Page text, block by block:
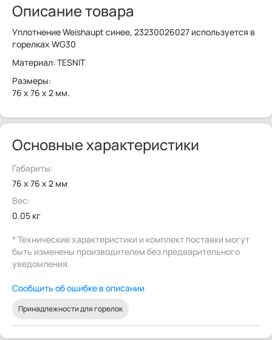
Описание товара
Уплотнение Weishaupt синее, 23230026027 используется в
горелках WG30
Материал: TESNIT
Размеры:
76 x 76 x 2 мм.
Основные характеристики
Габариты:
76 x 76 x 2 мм
Вес:
0.05 кг
* Технические характеристики и комплект поставки могут
быть изменены производителем без предварительного
уведомления.
Сообщить об ошибке в описании
Принадлежности для горелок